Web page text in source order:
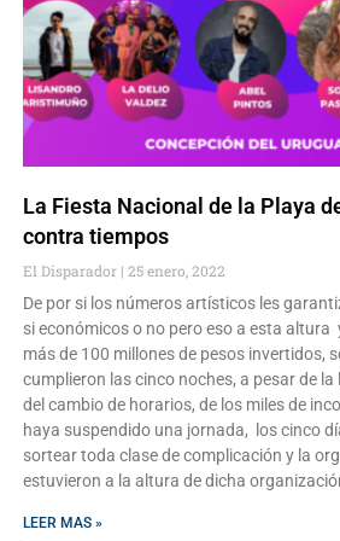
La Fiesta Nacional de la Playa
contra tiempos
El Disparador 25 enero, 2022
De por si los números artísticos les
si económicos o no pero eso a esta
más de 100 millones de pesos invertidos,
cumplieron las cinco noches, a pesar de la
del cambio de horarios, de los miles de
haya suspendido una jornada, los cinco
sortear toda clase de complicación y la
estuvieron a la altura de dicha
LEER MAS »